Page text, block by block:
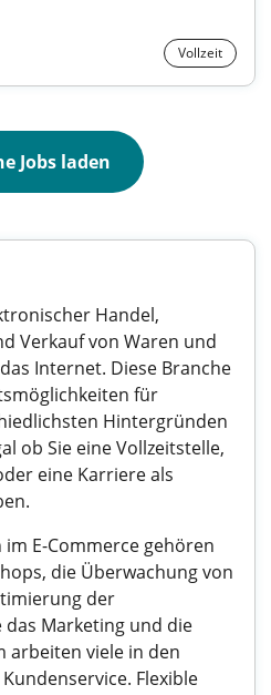
Vollzeit
Jobs laden
Handel,
Verkauf von Waren und
Internet. Diese Branche
für
Hintergründen
ob Sie eine Vollzeitstelle,
eine Karriere als
E-Commerce gehören
die Überwachung von
der
Marketing und die
arbeiten viele in den
Flexible